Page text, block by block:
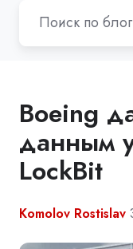
Boeing
данным
LockBit
Komolov Rostislav